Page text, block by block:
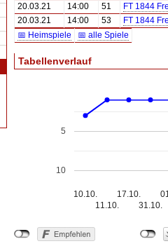
20.03.21
14:00 51
FT 1844
20.03.21
14:00 53
FT 1844
📅 Heimspiele
📅 alle Spiele
Tabellenverlauf
10.10.
11.10.
17.10.
31.10.
5
10